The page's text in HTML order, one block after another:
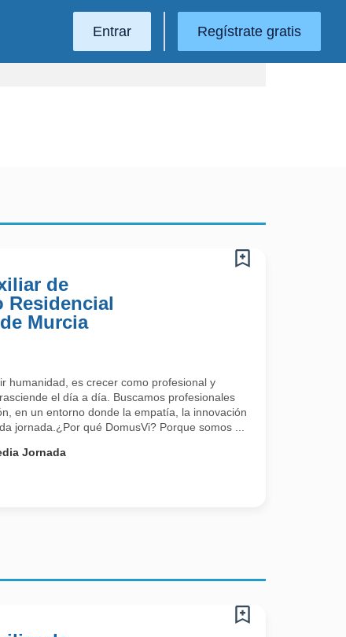
Entrar Regístrate gratis
de
Residencial
Murcia
humanidad, es crecer como profesional y
el día a día. Buscamos profesionales
en un entorno donde la empatía, la innovación
jornada.¿Por qué DomusVi? Porque somos ...
Jornada